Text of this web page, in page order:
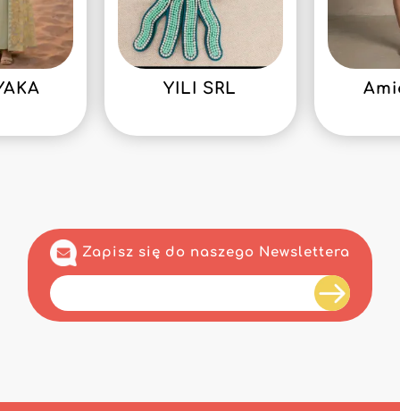
YILI SRL
Zapisz się do naszego Newslettera